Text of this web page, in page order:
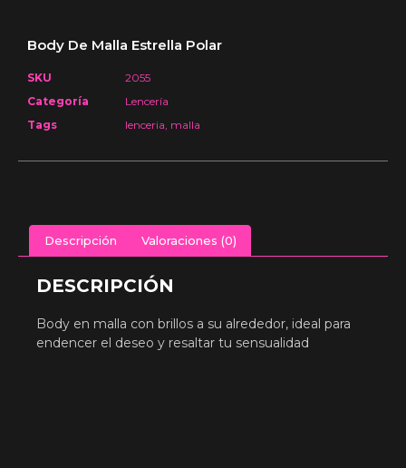
Body De Malla Estrella Polar
SKU
2055
Categoría
Lencería
Tags
lenceria malla
Descripción Valoraciones (0)
DESCRIPCIÓN
Body en malla con brillos a su alrededor, ideal para
endencer el deseo y resaltar tu sensualidad